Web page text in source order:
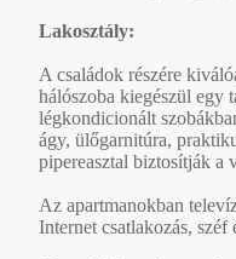
Lakosztály:
A családok részére
hálószoba kiegészül egy
légkondicionált
ágy, ülőgarnitúra,
pipereasztal biztosítják a
Az apartmanokban
Internet csatlakozás,